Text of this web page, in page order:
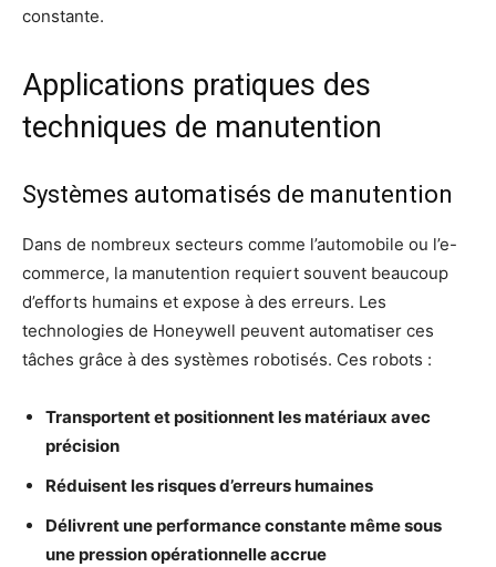
constante.
Applications pratiques des
techniques de manutention
Systèmes automatisés de manutention
Dans de nombreux secteurs comme l’automobile ou l’e-
commerce, la manutention requiert souvent beaucoup
d’efforts humains et expose à des erreurs. Les
technologies de Honeywell peuvent automatiser ces
tâches grâce à des systèmes robotisés. Ces robots :
Transportent et positionnent les matériaux avec
précision
Réduisent les risques d’erreurs humaines
Délivrent une performance constante même sous
une pression opérationnelle accrue